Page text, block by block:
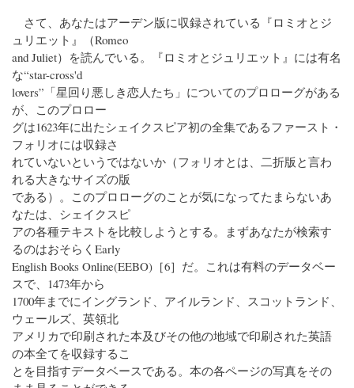
さて、あなたはアーデン版に収録されている『ロミオとジ
ュリエット』（Romeo
and Juliet）を読んでいる。『ロミオとジュリエット』には有名
な“star-cross'd
lovers”「星回り悪しき恋人たち」についてのプロローグがある
が、このプロロー
グは1623年に出たシェイクスピア初の全集であるファースト・
フォリオには収録さ
れていないというではないか（フォリオとは、二折版と言わ
れる大きなサイズの版
である）。このプロローグのことが気になってたまらないあ
なたは、シェイクスピ
アの各種テキストを比較しようとする。まずあなたが検索す
るのはおそらくEarly
English Books Online(EEBO)［6］だ。これは有料のデータベー
スで、1473年から
1700年までにイングランド、アイルランド、スコットランド、
ウェールズ、英領北
アメリカで印刷された本及びその他の地域で印刷された英語
の本全てを収録するこ
とを目指すデータベースである。本の各ページの写真をその